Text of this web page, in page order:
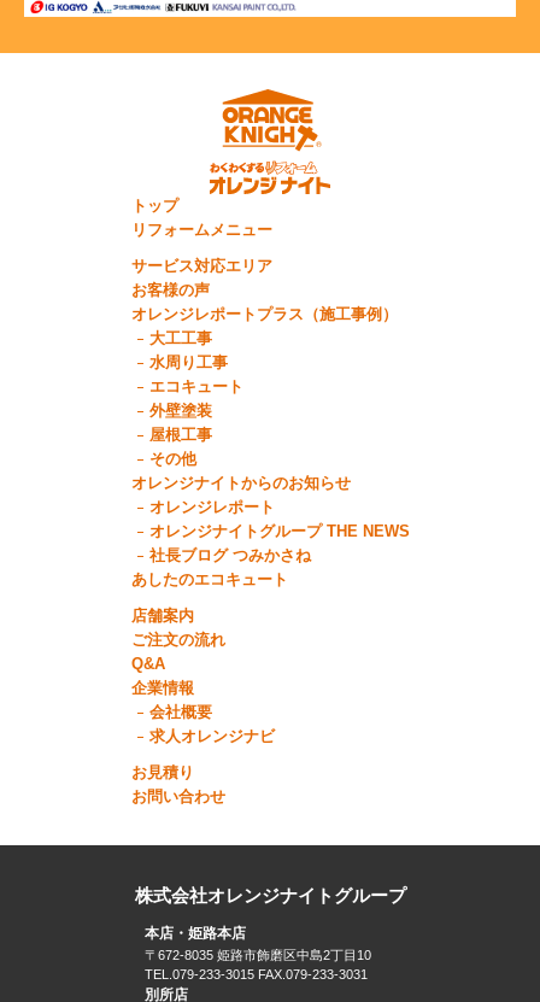
トップ
リフォームメニュー
サービス対応エリア
お客様の声
オレンジレポートプラス（施工事例）
大工工事
水周り工事
エコキュート
外壁塗装
屋根工事
その他
オレンジナイトからのお知らせ
オレンジレポート
オレンジナイトグループ THE NEWS
社長ブログ つみかさね
あしたのエコキュート
店舗案内
ご注文の流れ
Q&A
企業情報
会社概要
求人オレンジナビ
お見積り
お問い合わせ
株式会社オレンジナイトグループ
本店・姫路本店
〒672-8035 姫路市飾磨区中島2丁目10
TEL.079-233-3015 FAX.079-233-3031
別所店